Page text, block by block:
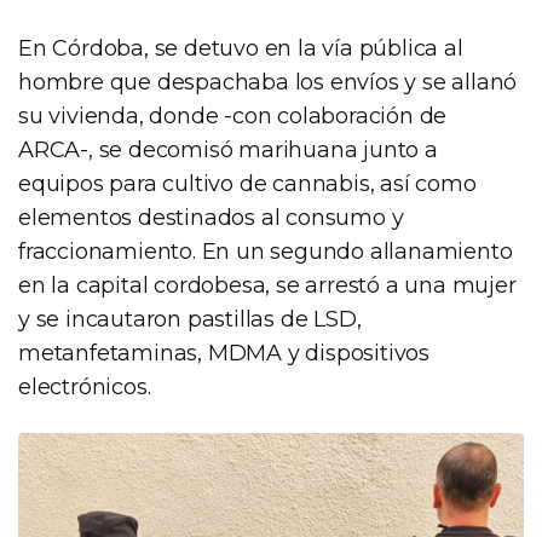
En Córdoba, se detuvo en la vía pública al
hombre que despachaba los envíos y se allanó
su vivienda, donde -con colaboración de
ARCA-, se decomisó marihuana junto a
equipos para cultivo de cannabis, así como
elementos destinados al consumo y
fraccionamiento. En un segundo allanamiento
en la capital cordobesa, se arrestó a una mujer
y se incautaron pastillas de LSD,
metanfetaminas, MDMA y dispositivos
electrónicos.